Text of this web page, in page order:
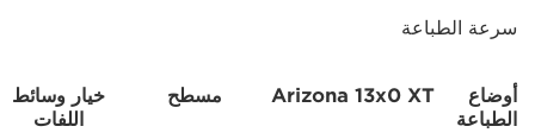
سرعة الطباعة
أوضاع
الطباعة
Arizona 13x0 XT مسطح
خيار وسائط
اللفات